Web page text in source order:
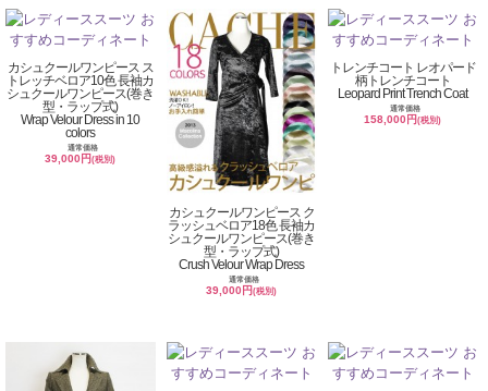
カシュクールワンピース ス
トレッチベロア10色 長袖カ
シュクールワンピース(巻き
型・ラップ式)
Wrap Velour Dress in 10
colors
通常価格
39,000円(税別)
カシュクールワンピース ク
ラッシュベロア18色 長袖カ
シュクールワンピース(巻き
型・ラップ式)
Crush Velour Wrap Dress
通常価格
39,000円(税別)
トレンチコート レオパード
柄トレンチコート
Leopard Print Trench Coat
通常価格
158,000円(税別)